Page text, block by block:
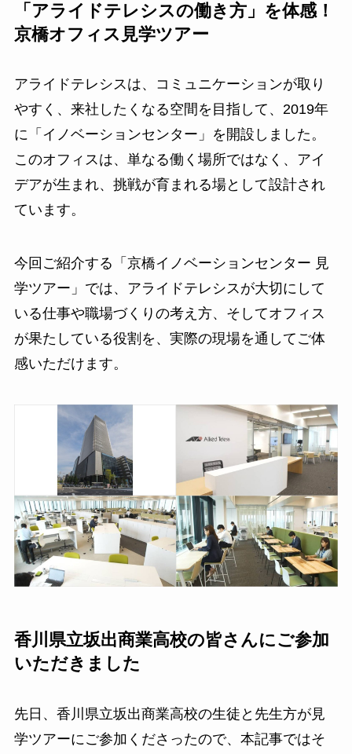
「アライドテレシスの働き方」を体感！
京橋オフィス見学ツアー
アライドテレシスは、コミュニケーションが取り
やすく、来社したくなる空間を目指して、2019年
に「イノベーションセンター」を開設しました。
このオフィスは、単なる働く場所ではなく、アイ
デアが生まれ、挑戦が育まれる場として設計され
ています。
今回ご紹介する「京橋イノベーションセンター 見
学ツアー」では、アライドテレシスが大切にして
いる仕事や職場づくりの考え方、そしてオフィス
が果たしている役割を、実際の現場を通してご体
感いただけます。
香川県立坂出商業高校の皆さんにご参加
いただきました
先日、香川県立坂出商業高校の生徒と先生方が見
学ツアーにご参加くださったので、本記事ではそ